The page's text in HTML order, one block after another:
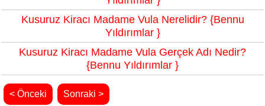
Kusuruz Kiracı Madame Vula Nerelidir? {Bennu
Yıldırımlar }
Kusuruz Kiracı Madame Vula Gerçek Adı Nedir?
{Bennu Yıldırımlar }
< Önceki Sonraki >